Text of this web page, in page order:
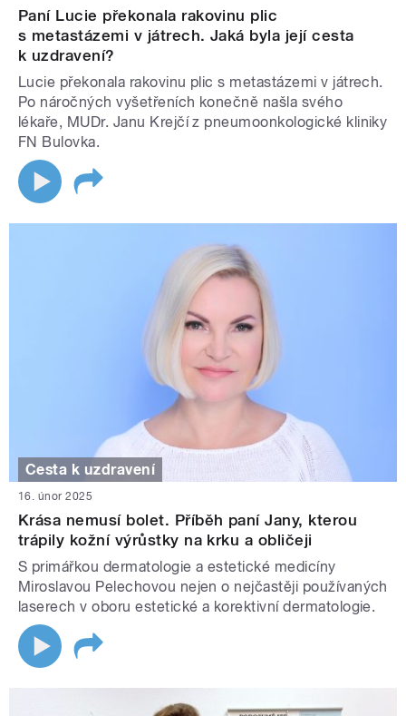
Paní Lucie překonala rakovinu plic
s metastázemi v játrech. Jaká byla její cesta
k uzdravení?
Lucie překonala rakovinu plic s metastázemi v játrech.
Po náročných vyšetřeních konečně našla svého
lékaře, MUDr. Janu Krejčí z pneumoonkologické kliniky
FN Bulovka.
Cesta k uzdravení
16. únor 2025
Krása nemusí bolet. Příběh paní Jany, kterou
trápily kožní výrůstky na krku a obličeji
S primářkou dermatologie a estetické medicíny
Miroslavou Pelechovou nejen o nejčastěji používaných
laserech v oboru estetické a korektivní dermatologie.